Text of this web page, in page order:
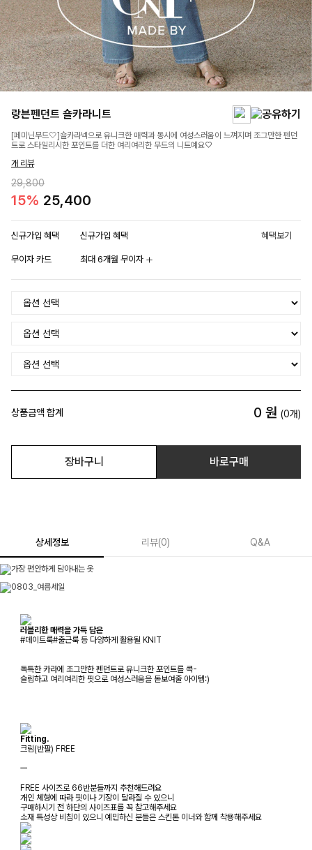
랑븐펜던트 숄카라니트
[페미닌무드🤍]숄카라넥으로 유니크한 매력과 동시에 여성스러움이 느껴지며 조그만한 펜던
트로 스타일리시한 포인트를 더한 여리여리한 무드의 니트예요♡
개 리뷰
29,800
15% 25,400
신규가입 혜택 신규가입 혜택 혜택보기
무이자 카드 최대 6개월 무이자
상품금액 합계 0 원 (0개)
장바구니 바로구매
상세정보 리뷰(0) Q&A
러블리한 매력을 가득 담은
#데이트룩#출근룩 등 다양하게 활용될 KNIT
독특한 카라에 조그만한 펜던트로 유니크한 포인트를 콕-
슬림하고 여리여리한 핏으로 여성스러움을 돋보여줄 아이템:)
Fitting.
크림(반팔) FREE
ㅡ
FREE 사이즈로 66반분들까지 추천해드려요
개인 체형에 따라 핏이나 기장이 달라질 수 있으니
구매하시기 전 하단의 사이즈표를 꼭 참고해주세요
소재 특성상 비침이 있으니 예민하신 분들은 스킨톤 이너와 함께 착용해주세요